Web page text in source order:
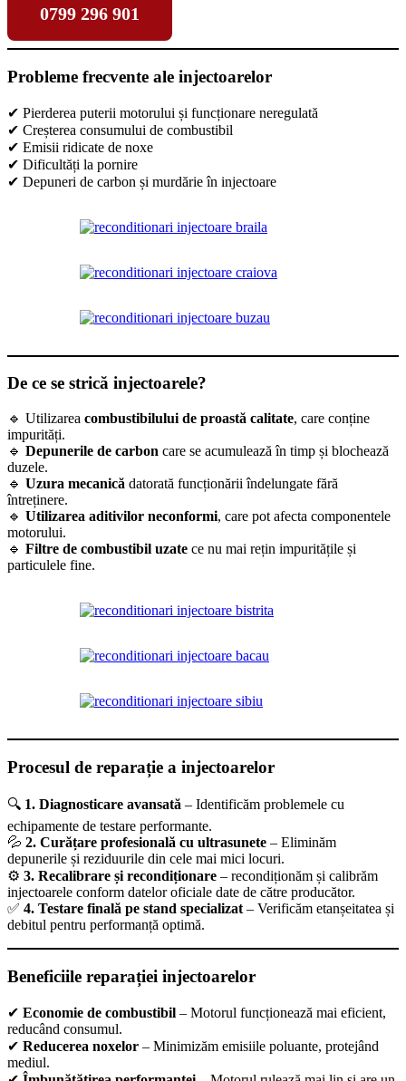
0799 296 901
Probleme frecvente ale injectoarelor
✔ Pierderea puterii motorului și funcționare neregulată
✔ Creșterea consumului de combustibil
✔ Emisii ridicate de noxe
✔ Dificultăți la pornire
✔ Depuneri de carbon și murdărie în injectoare
De ce se strică injectoarele?
🔹 Utilizarea combustibilului de proastă calitate, care conține
impurități.
🔹 Depunerile de carbon care se acumulează în timp și blochează
duzele.
🔹 Uzura mecanică datorată funcționării îndelungate fără
întreținere.
🔹 Utilizarea aditivilor neconformi, care pot afecta componentele
motorului.
🔹 Filtre de combustibil uzate ce nu mai rețin impuritățile și
particulele fine.
Procesul de reparație a injectoarelor
🔍 1. Diagnosticare avansată – Identificăm problemele cu
echipamente de testare performante.
💦 2. Curățare profesională cu ultrasunete – Eliminăm
depunerile și reziduurile din cele mai mici locuri.
⚙ 3. Recalibrare și recondiționare – recondiționăm și calibrăm
injectoarele conform datelor oficiale date de către producător.
✅ 4. Testare finală pe stand specializat– Verificăm etanșeitatea și
debitul pentru performanță optimă.
Beneficiile reparației injectoarelor
✔ Economie de combustibil – Motorul funcționează mai eficient,
reducând consumul.
✔ Reducerea noxelor – Minimizăm emisiile poluante, protejând
mediul.